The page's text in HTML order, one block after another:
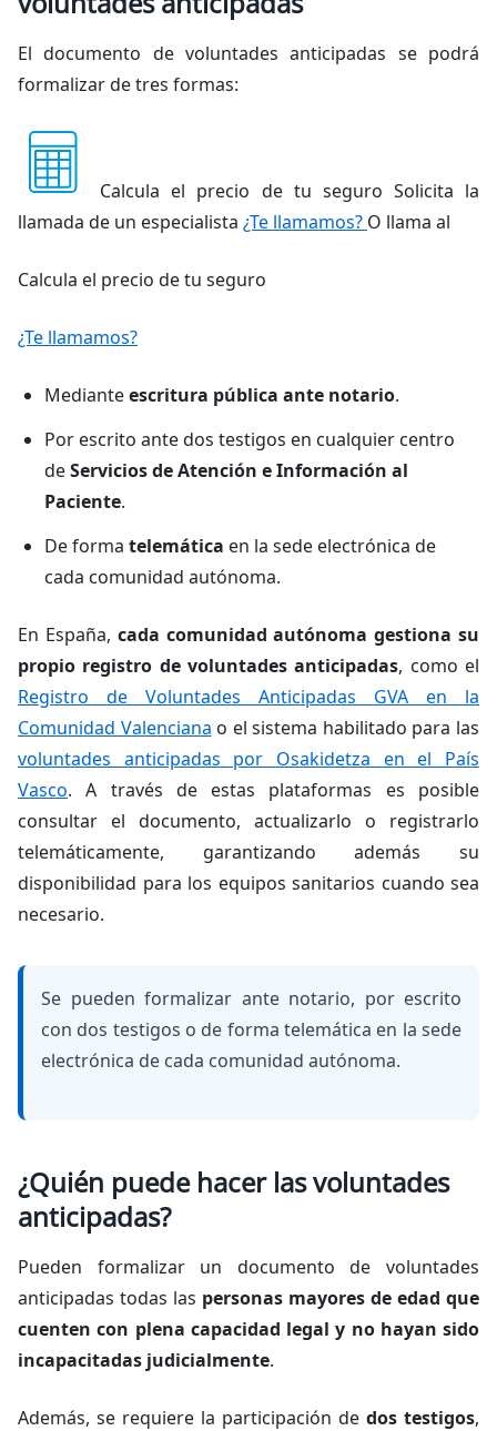
El documento de voluntades anticipadas se podrá
formalizar de tres formas:
Calcula el precio de tu seguro Solicita la
llamada de un especialista ¿Te llamamos? O llama al
Calcula el precio de tu seguro
¿Te llamamos?
Medianteescritura pública ante notario.
Por escrito ante dos testigos en cualquier centro
deServicios de Atención e Información al
Paciente.
De forma telemática en la sede electrónica de
cada comunidad autónoma.
En España, cada comunidad autónoma gestiona su
propio registro de voluntades anticipadas, como el
Registro de Voluntades Anticipadas GVA en la
Comunidad Valenciana o el sistema habilitado para las
voluntades anticipadas por Osakidetza en el País
Vasco. A través de estas plataformas es posible
consultar el documento, actualizarlo o registrarlo
telemáticamente, garantizando además su
disponibilidad para los equipos sanitarios cuando sea
necesario.
Se pueden formalizar ante notario, por escrito
con dos testigos o de forma telemática en la sede
electrónica de cada comunidad autónoma.
¿Quién puede hacer las voluntades
anticipadas?
Pueden formalizar un documento de voluntades
anticipadas todas las personas mayores de edad que
cuenten con plena capacidad legal y no hayan sido
incapacitadas judicialmente.
Además, se requiere la participación de dos testigos,